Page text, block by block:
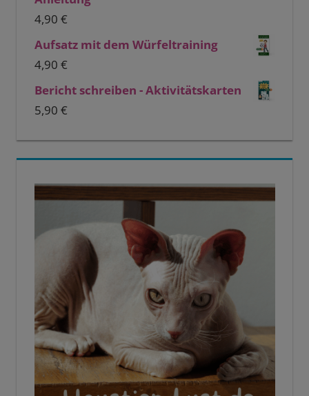
4,90 €
Aufsatz mit dem Würfeltraining
4,90 €
Bericht schreiben - Aktivitätskarten
5,90 €